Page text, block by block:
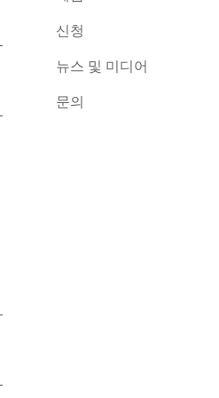
신청
뉴스 및 미디어
문의